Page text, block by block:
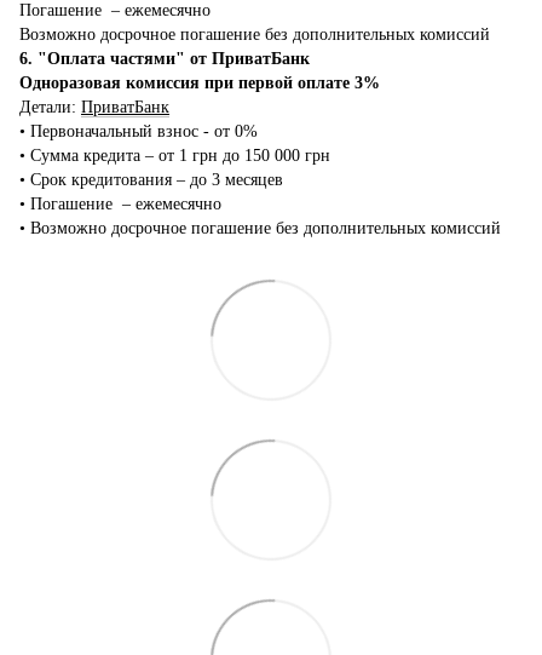
Погашение – ежемесячно
Возможно досрочное погашение без дополнительных комиссий
6. "Оплата частями" от ПриватБанк
Одноразовая комиссия при первой оплате 3%
Детали: ПриватБанк
•‎ Первоначальный взнос - от 0%
•‎ Сумма кредита – от 1 грн до 150 000 грн
•‎ Срок кредитования – до 3 месяцев
•‎ Погашение – ежемесячно
•‎ Возможно досрочное погашение без дополнительных комиссий